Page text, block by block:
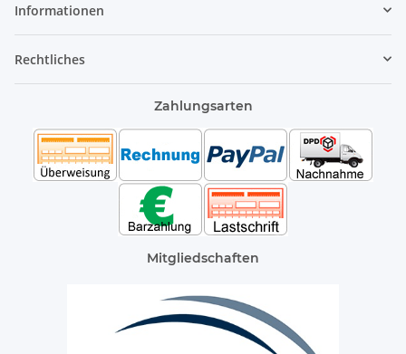
Informationen
Rechtliches
Zahlungsarten
Mitgliedschaften